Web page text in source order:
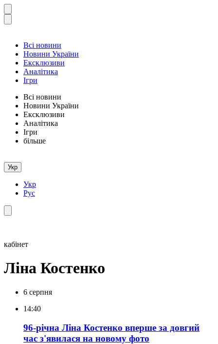
Всі новини
Новини України
Ексклюзиви
Аналітика
Ігри
Всі новини
Новини України
Ексклюзиви
Аналітика
Ігри
більше
Укр
Укр
Рус
кабінет
Ліна Костенко
6 серпня
14:40
96-річна Ліна Костенко вперше за довгий
час з'явилася на новому фото